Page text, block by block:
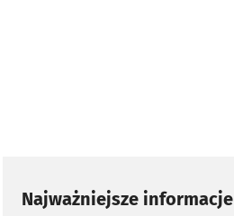
Najważniejsze informacje